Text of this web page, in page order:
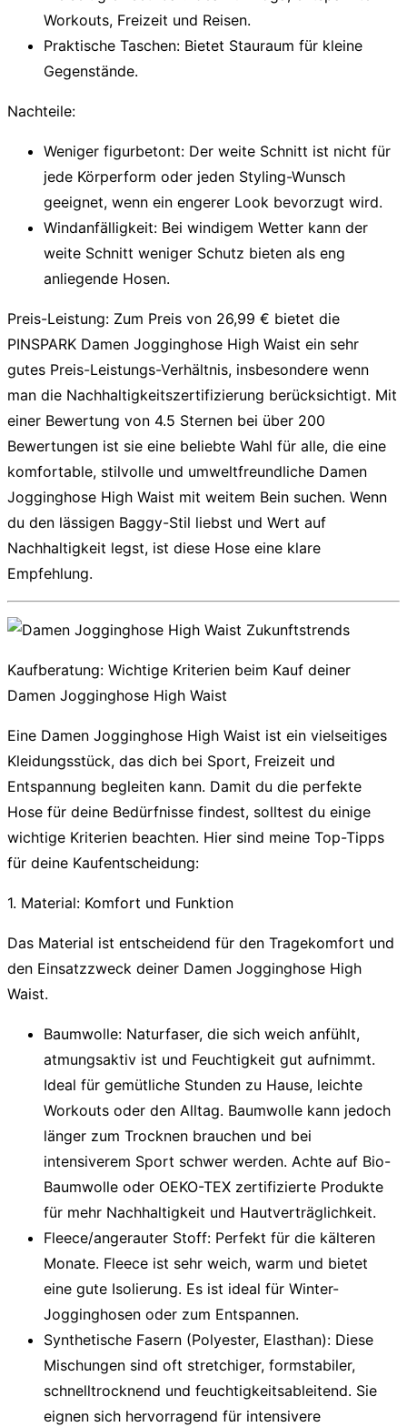
Workouts, Freizeit und Reisen.
Praktische Taschen: Bietet Stauraum für kleine
Gegenstände.
Nachteile:
Weniger figurbetont: Der weite Schnitt ist nicht für
jede Körperform oder jeden Styling-Wunsch
geeignet, wenn ein engerer Look bevorzugt wird.
Windanfälligkeit: Bei windigem Wetter kann der
weite Schnitt weniger Schutz bieten als eng
anliegende Hosen.
Preis-Leistung: Zum Preis von 26,99 € bietet die
PINSPARK Damen Jogginghose High Waist ein sehr
gutes Preis-Leistungs-Verhältnis, insbesondere wenn
man die Nachhaltigkeitszertifizierung berücksichtigt. Mit
einer Bewertung von 4.5 Sternen bei über 200
Bewertungen ist sie eine beliebte Wahl für alle, die eine
komfortable, stilvolle und umweltfreundliche Damen
Jogginghose High Waist mit weitem Bein suchen. Wenn
du den lässigen Baggy-Stil liebst und Wert auf
Nachhaltigkeit legst, ist diese Hose eine klare
Empfehlung.
Kaufberatung: Wichtige Kriterien beim Kauf deiner
Damen Jogginghose High Waist
Eine Damen Jogginghose High Waist ist ein vielseitiges
Kleidungsstück, das dich bei Sport, Freizeit und
Entspannung begleiten kann. Damit du die perfekte
Hose für deine Bedürfnisse findest, solltest du einige
wichtige Kriterien beachten. Hier sind meine Top-Tipps
für deine Kaufentscheidung:
1. Material: Komfort und Funktion
Das Material ist entscheidend für den Tragekomfort und
den Einsatzzweck deiner Damen Jogginghose High
Waist.
Baumwolle: Naturfaser, die sich weich anfühlt,
atmungsaktiv ist und Feuchtigkeit gut aufnimmt.
Ideal für gemütliche Stunden zu Hause, leichte
Workouts oder den Alltag. Baumwolle kann jedoch
länger zum Trocknen brauchen und bei
intensiverem Sport schwer werden. Achte auf Bio-
Baumwolle oder OEKO-TEX zertifizierte Produkte
für mehr Nachhaltigkeit und Hautverträglichkeit.
Fleece/angerauter Stoff: Perfekt für die kälteren
Monate. Fleece ist sehr weich, warm und bietet
eine gute Isolierung. Es ist ideal für Winter-
Jogginghosen oder zum Entspannen.
Synthetische Fasern (Polyester, Elasthan): Diese
Mischungen sind oft stretchiger, formstabiler,
schnelltrocknend und feuchtigkeitsableitend. Sie
eignen sich hervorragend für intensivere